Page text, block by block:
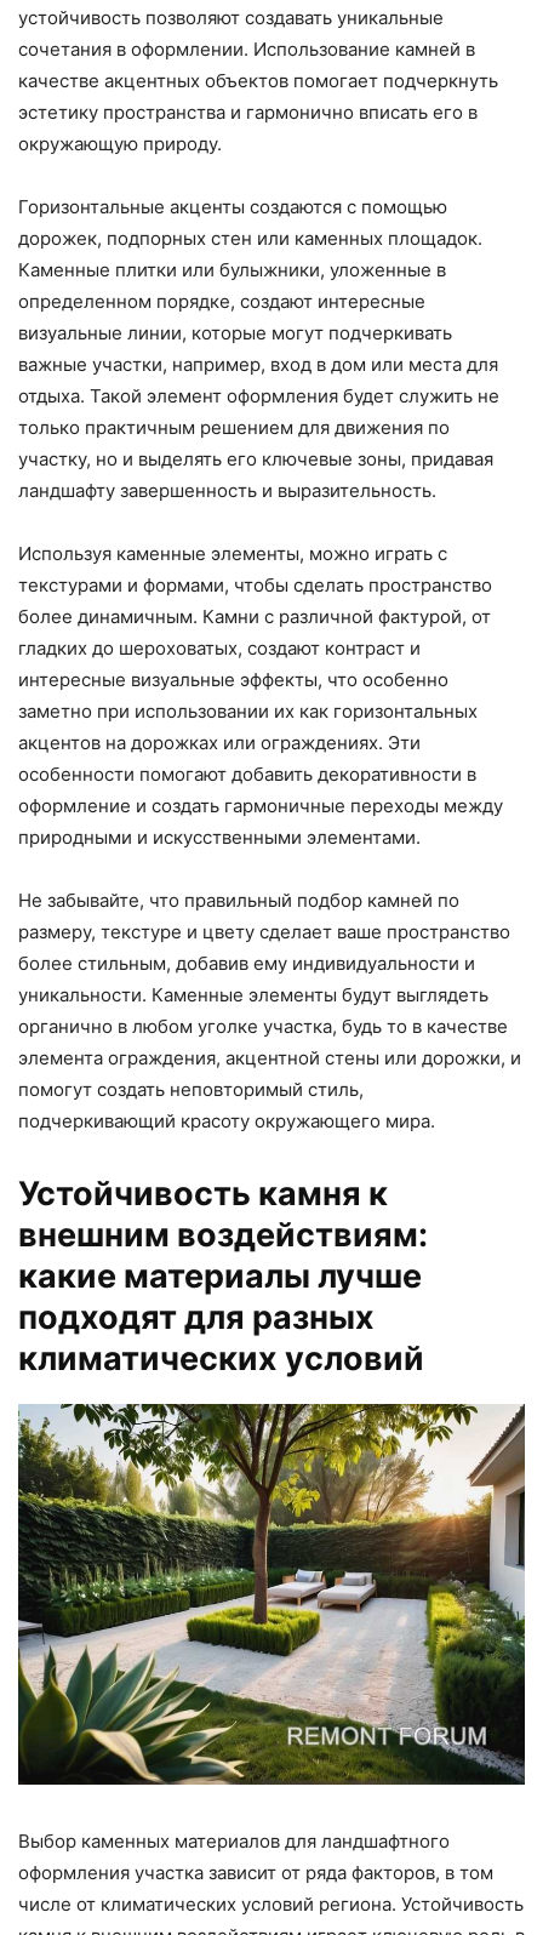
устойчивость позволяют создавать уникальные
сочетания в оформлении. Использование камней в
качестве акцентных объектов помогает подчеркнуть
эстетику пространства и гармонично вписать его в
окружающую природу.
Горизонтальные акценты создаются с помощью
дорожек, подпорных стен или каменных площадок.
Каменные плитки или булыжники, уложенные в
определенном порядке, создают интересные
визуальные линии, которые могут подчеркивать
важные участки, например, вход в дом или места для
отдыха. Такой элемент оформления будет служить не
только практичным решением для движения по
участку, но и выделять его ключевые зоны, придавая
ландшафту завершенность и выразительность.
Используя каменные элементы, можно играть с
текстурами и формами, чтобы сделать пространство
более динамичным. Камни с различной фактурой, от
гладких до шероховатых, создают контраст и
интересные визуальные эффекты, что особенно
заметно при использовании их как горизонтальных
акцентов на дорожках или ограждениях. Эти
особенности помогают добавить декоративности в
оформление и создать гармоничные переходы между
природными и искусственными элементами.
Не забывайте, что правильный подбор камней по
размеру, текстуре и цвету сделает ваше пространство
более стильным, добавив ему индивидуальности и
уникальности. Каменные элементы будут выглядеть
органично в любом уголке участка, будь то в качестве
элемента ограждения, акцентной стены или дорожки, и
помогут создать неповторимый стиль,
подчеркивающий красоту окружающего мира.
Устойчивость камня к
внешним воздействиям:
какие материалы лучше
подходят для разных
климатических условий
Выбор каменных материалов для ландшафтного
оформления участка зависит от ряда факторов, в том
числе от климатических условий региона. Устойчивость